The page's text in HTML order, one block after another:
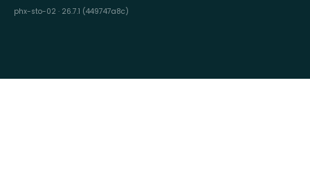
phx-sto-02 · 26.7.1 (449747a8c)